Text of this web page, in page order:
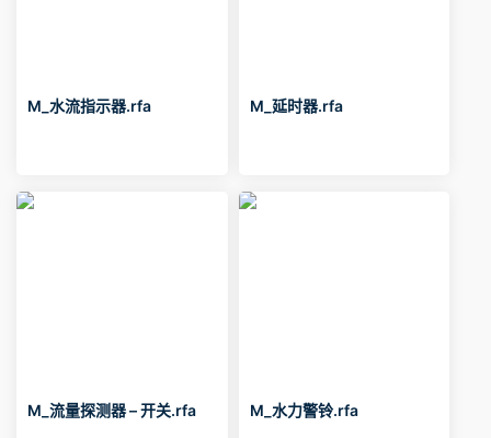
M_水流指示器.rfa M_延时器.rfa
M_流量探测器 – 开关.rfa M_水力警铃.rfa